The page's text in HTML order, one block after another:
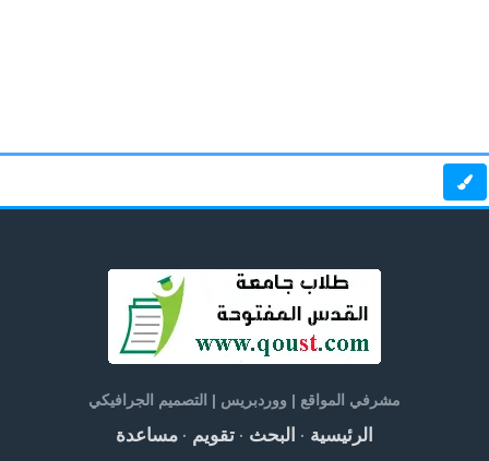
مشرفي المواقع | ووردبريس | التصميم الجرافيكي
الرئيسية· البحث· تقويم· مساعدة